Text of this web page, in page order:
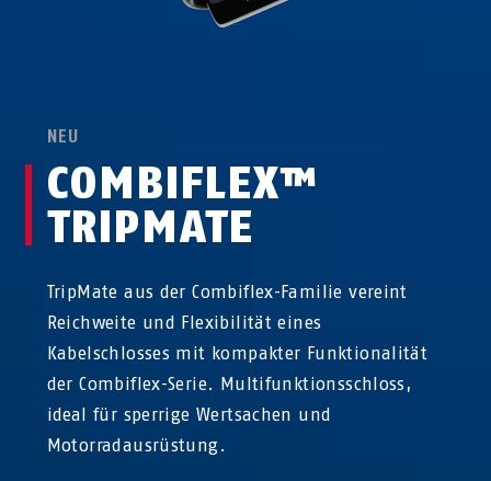
NEU
COMBIFLEX™
TRIPMATE
TripMate aus der Combiflex-Familie vereint
Reichweite und Flexibilität eines
Kabelschlosses mit kompakter Funktionalität
der Combiflex-Serie. Multifunktionsschloss,
ideal für sperrige Wertsachen und
Motorradausrüstung.